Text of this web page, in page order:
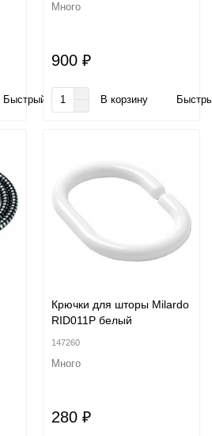
Быстрый заказ
Много
900 ₽
В корзину
Крючки для шторы Milardo
RID011P белый
147260
Много
280 ₽